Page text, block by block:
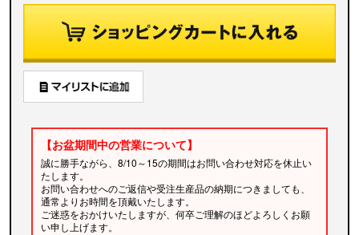
【お盆期間中の営業について】
誠に勝手ながら、8/10～15の期間はお問い合わせ対応を休止い
たします。
お問い合わせへのご返信や受注生産品の納期につきましても、
通常よりお時間を頂戴いたします。
ご迷惑をおかけいたしますが、何卒ご理解のほどよろしくお願
い申し上げます。